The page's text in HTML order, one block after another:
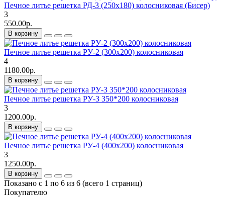
Печное литье решетка РД-3 (250х180) колосниковая (Бисер)
3
550.00р.
В корзину
Печное литье решетка РУ-2 (300х200) колосниковая
4
1180.00р.
В корзину
Печное литье решетка РУ-3 350*200 колосниковая
3
1200.00р.
В корзину
Печное литье решетка РУ-4 (400х200) колосниковая
3
1250.00р.
В корзину
Показано с 1 по 6 из 6 (всего 1 страниц)
Покупателю